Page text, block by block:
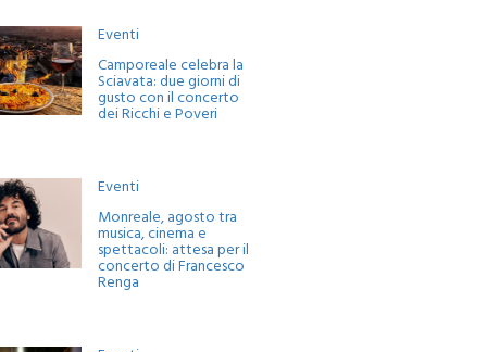
Eventi
Camporeale celebra la
Sciavata: due giorni di
gusto con il concerto
dei Ricchi e Poveri
Eventi
Monreale, agosto tra
musica, cinema e
spettacoli: attesa per il
concerto di Francesco
Renga